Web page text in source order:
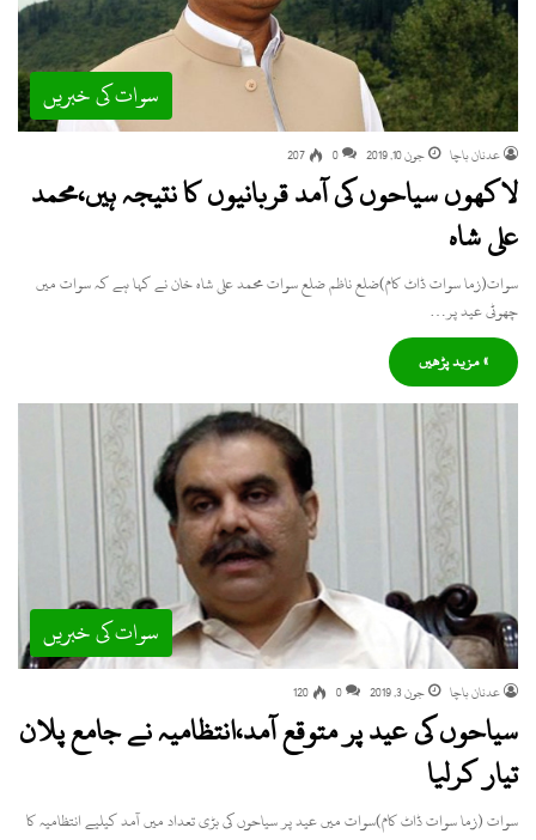
سوات کی خبریں
عدنان باچا جون 10, 2019 0
207
لاکھوں سیاحوں کی آمد قربانیوں کا نتیجہ ہیں،محمد
علی شاہ
سوات(زما سوات ڈاٹ کام)ضلع ناظم ضلع سوات محمد علی شاہ خان نے کہا ہے کہ سوات میں
چھوٹی عید پر…
» مزید پڑھیں
سوات کی خبریں
عدنان باچا جون 3, 2019 0
120
سیاحوں کی عید پر متوقع آمد،انتظامیہ نے جامع پلان
تیار کرلیا
سوات (زما سوات ڈاٹ کام)سوات میں عید پر سیاحوں کی بڑی تعداد میں آمد کیلیے انتظامیہ کا